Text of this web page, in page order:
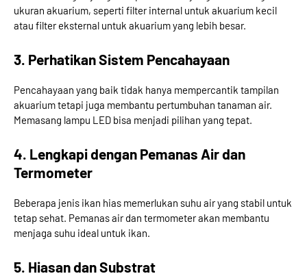
ukuran akuarium, seperti filter internal untuk akuarium kecil
atau filter eksternal untuk akuarium yang lebih besar.
3. Perhatikan Sistem Pencahayaan
Pencahayaan yang baik tidak hanya mempercantik tampilan
akuarium tetapi juga membantu pertumbuhan tanaman air.
Memasang lampu LED bisa menjadi pilihan yang tepat.
4. Lengkapi dengan Pemanas Air dan
Termometer
Beberapa jenis ikan hias memerlukan suhu air yang stabil untuk
tetap sehat. Pemanas air dan termometer akan membantu
menjaga suhu ideal untuk ikan.
5. Hiasan dan Substrat